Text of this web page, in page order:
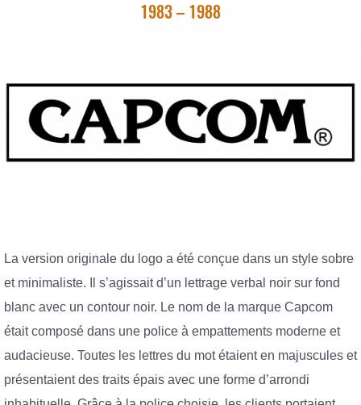
1983 – 1988
La version originale du logo a été conçue dans un style sobre
et minimaliste. Il s’agissait d’un lettrage verbal noir sur fond
blanc avec un contour noir. Le nom de la marque Capcom
était composé dans une police à empattements moderne et
audacieuse. Toutes les lettres du mot étaient en majuscules et
présentaient des traits épais avec une forme d’arrondi